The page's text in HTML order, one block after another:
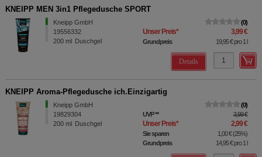
KNEIPP MEN 3in1 Pflegedusche SPORT
Kneipp GmbH
19556332
200 ml Duschgel
0
Unser Preis* 3,99 €
Grundpreis 19,95 €pro 1 l
Details
KNEIPP Aroma-Pflegedusche ich.Einzigartig
Kneipp GmbH
19829304
200 ml Duschgel
0
UVP** 3,99 €
Unser Preis* 2,99 €
Sie sparen 1,00 €(25%)
Grundpreis
14,95 €pro 1 l